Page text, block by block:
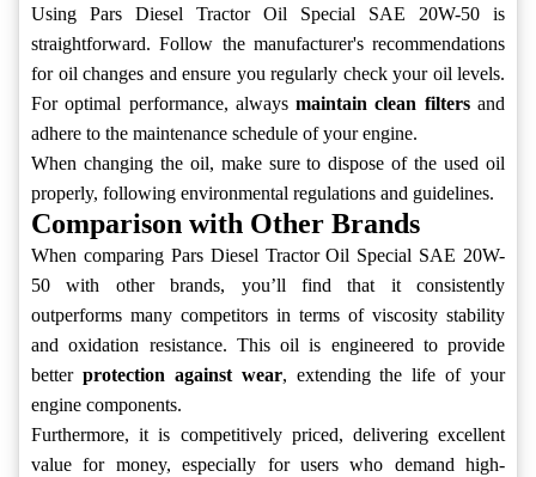
Using Pars Diesel Tractor Oil Special SAE 20W-50 is
straightforward. Follow the manufacturer's recommendations
for oil changes and ensure you regularly check your oil levels.
For optimal performance, alwaysmaintain clean filtersand
adhere to the maintenance schedule of your engine.
When changing the oil, make sure to dispose of the used oil
properly, following environmental regulations and guidelines.
Comparison with Other Brands
When comparing Pars Diesel Tractor Oil Special SAE 20W-
50 with other brands, you’ll find that it consistently
outperforms many competitors in terms of viscosity stability
and oxidation resistance. This oil is engineered to provide
better protection against wear, extending the life of your
engine components.
Furthermore, it is competitively priced, delivering excellent
value for money, especially for users who demand high-